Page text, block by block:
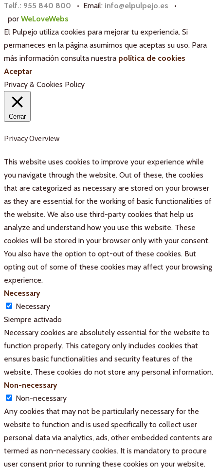
Telf.: 955 840 800
• Email: info@elpulpejo.es
•
por WeLoveWebs
El Pulpejo utiliza cookies para mejorar tu experiencia. Si
permaneces en la página asumimos que aceptas su uso. Para
más información consulta nuestra política de cookies
Aceptar
Privacy & Cookies Policy
Cerrar
Privacy Overview
This website uses cookies to improve your experience while
you navigate through the website. Out of these, the cookies
that are categorized as necessary are stored on your browser
as they are essential for the working of basic functionalities of
the website. We also use third-party cookies that help us
analyze and understand how you use this website. These
cookies will be stored in your browser only with your consent.
You also have the option to opt-out of these cookies. But
opting out of some of these cookies may affect your browsing
experience.
Necessary
Necessary
Siempre activado
Necessary cookies are absolutely essential for the website to
function properly. This category only includes cookies that
ensures basic functionalities and security features of the
website. These cookies do not store any personal information.
Non-necessary
Non-necessary
Any cookies that may not be particularly necessary for the
website to function and is used specifically to collect user
personal data via analytics, ads, other embedded contents are
termed as non-necessary cookies. It is mandatory to procure
user consent prior to running these cookies on your website.